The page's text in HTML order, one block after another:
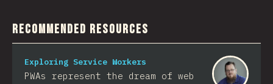
Recommended Resources
Exploring Service Workers
PWAs represent the dream of web